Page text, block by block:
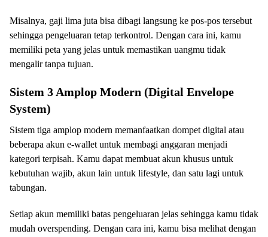
Misalnya, gaji lima juta bisa dibagi langsung ke pos-pos tersebut
sehingga pengeluaran tetap terkontrol. Dengan cara ini, kamu
memiliki peta yang jelas untuk memastikan uangmu tidak
mengalir tanpa tujuan.
Sistem 3 Amplop Modern (Digital Envelope
System)
Sistem tiga amplop modern memanfaatkan dompet digital atau
beberapa akun e-wallet untuk membagi anggaran menjadi
kategori terpisah. Kamu dapat membuat akun khusus untuk
kebutuhan wajib, akun lain untuk lifestyle, dan satu lagi untuk
tabungan.
Setiap akun memiliki batas pengeluaran jelas sehingga kamu tidak
mudah overspending. Dengan cara ini, kamu bisa melihat dengan